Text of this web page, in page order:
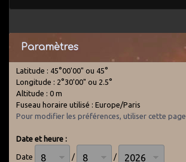
Paramètres
Latitude : 45°00'00" ou 45°
Longitude : 2°30'00" ou 2.5°
Altitude : 0 m
Fuseau horaire utilisé : Europe/Paris
Pour modifier les préférences, utiliser cette page
Date et heure :
Date / /